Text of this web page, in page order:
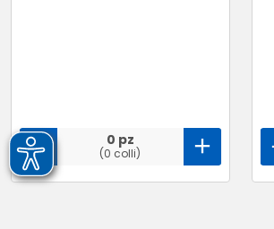
0 pz
(0 colli)